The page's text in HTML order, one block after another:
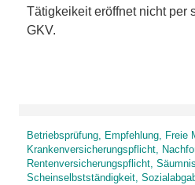
Tätigkeikeit eröffnet nicht per
GKV.
Betriebsprüfung, Empfehlung, Freie
Krankenversicherungspflicht,
Rentenversicherungspflicht,
Scheinselbstständigkeit,